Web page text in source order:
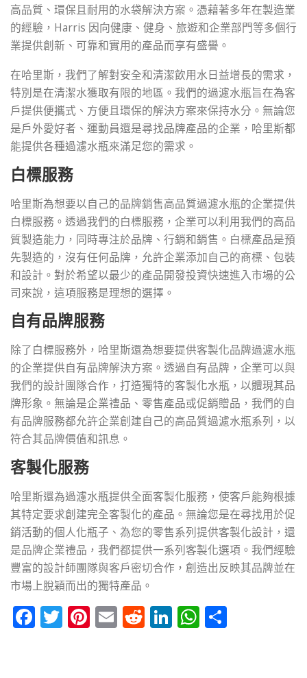
高品質、環保且耐用的水袋解決方案。憑藉著多年在製造業
的經驗，Harris 因向健康、健身、旅遊和企業部門等多個行
業提供創新、可靠和實用的產品而享有盛譽。
在哈里斯，我們了解對安全和清潔飲用水日益增長的需求，
特別是在清潔水獲取有限的地區。我們的過濾水瓶旨在為客
戶提供便攜式、方便且環保的解決方案來保持水分。無論您
是戶外愛好者、運動員還是尋找品牌產品的企業，哈里斯都
能提供各種過濾水瓶來滿足您的需求。
白標服務
哈里斯為想要以自己的品牌銷售高品質過濾水瓶的企業提供
白標服務。透過我們的白標服務，企業可以利用我們的高品
質製造能力，同時專注於品牌、行銷和銷售。白標產品是預
先製造的，沒有任何品牌，允許企業添加自己的商標、包裝
和設計。對於希望以最少的產品開發投資快速進入市場的公
司來說，這項服務是理想的選擇。
自有品牌服務
除了白標服務外，哈里斯還為想要提供客製化品牌過濾水瓶
的企業提供自有品牌解決方案。透過自有品牌，企業可以與
我們的設計團隊合作，打造獨特的客製化水瓶，以體現其品
牌形象。無論是企業禮品、零售產品或促銷贈品，我們的自
有品牌服務都允許企業創建自己的高品質過濾水瓶系列，以
符合其品牌價值和訊息。
客製化服務
哈里斯還為過濾水瓶提供全面客製化服務，使客戶能夠根據
其特定要求創建完全客製化的產品。無論您是在尋找用於促
銷活動的個人化瓶子、為您的零售系列提供客製化設計，還
是品牌企業禮品，我們都提供一系列客製化選項。我們經驗
豐富的設計師團隊與客戶密切合作，創造出反映其品牌並在
市場上脫穎而出的獨特產品。
Facebook
Twitter
Pinterest
EmailReddit
LinkedIn
WhatsApp